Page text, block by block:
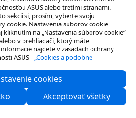
ASUS alebo tretími stranami.
sekcii si, prosím, vyberte svoju
cookie. Nastavenia súborov cookie
na „Nastavenia súborov cookie“
v prehliadači, ktorý máte
nájdete v zásadách ochrany
ASUS - „Cookies a podobné
cookies
Akceptovať všetky